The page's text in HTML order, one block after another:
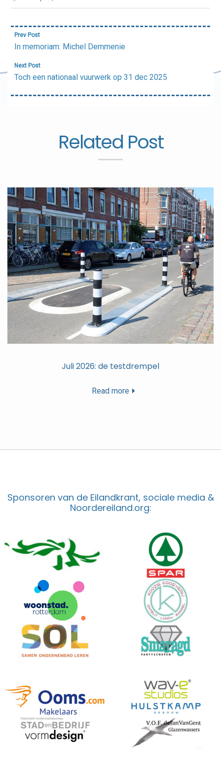
Bericht
navigatie
Prev Post
In memoriam: Michel Demmenie
Next Post
Toch een nationaal vuurwerk op 31 dec 2025
Related Post
Juli 2026: de testdrempel
Read more
Sponsoren van de Eilandkrant, sociale media &
Noordereiland.org: